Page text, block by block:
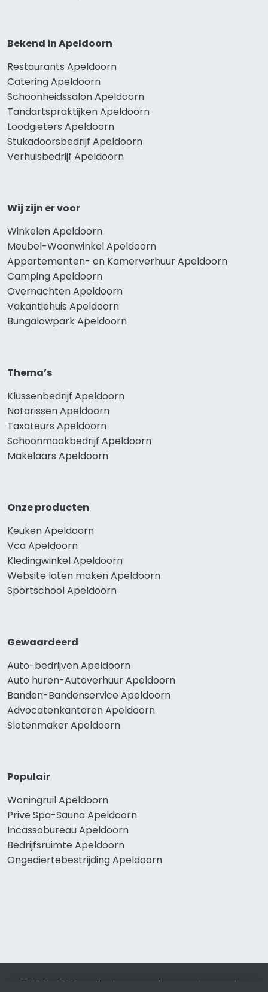
Bekend in Apeldoorn
Restaurants Apeldoorn
Catering Apeldoorn
Schoonheidssalon Apeldoorn
Tandartspraktijken Apeldoorn
Loodgieters Apeldoorn
Stukadoorsbedrijf Apeldoorn
Verhuisbedrijf Apeldoorn
Wij zijn er voor
Winkelen Apeldoorn
Meubel-Woonwinkel Apeldoorn
Appartementen- en Kamerverhuur Apeldoorn
Camping Apeldoorn
Overnachten Apeldoorn
Vakantiehuis Apeldoorn
Bungalowpark Apeldoorn
Thema’s
Klussenbedrijf Apeldoorn
Notarissen Apeldoorn
Taxateurs Apeldoorn
Schoonmaakbedrijf Apeldoorn
Makelaars Apeldoorn
Onze producten
Keuken Apeldoorn
Vca Apeldoorn
Kledingwinkel Apeldoorn
Website laten maken Apeldoorn
Sportschool Apeldoorn
Gewaardeerd
Auto-bedrijven Apeldoorn
Auto huren-Autoverhuur Apeldoorn
Banden-Bandenservice Apeldoorn
Advocatenkantoren Apeldoorn
Slotenmaker Apeldoorn
Populair
Woningruil Apeldoorn
Prive Spa-Sauna Apeldoorn
Incassobureau Apeldoorn
Bedrijfsruimte Apeldoorn
Ongediertebestrijding Apeldoorn
© 2019 - 2026 Realisatie en SEO door SEO-bureau
Lion